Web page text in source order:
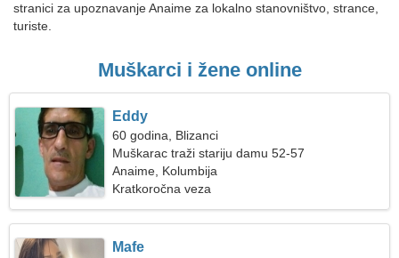
stranici za upoznavanje Anaime za lokalno stanovništvo, strance,
turiste.
Muškarci i žene online
Eddy
60 godina, Blizanci
Muškarac traži stariju damu 52-57
Anaime, Kolumbija
Kratkoročna veza
Mafe